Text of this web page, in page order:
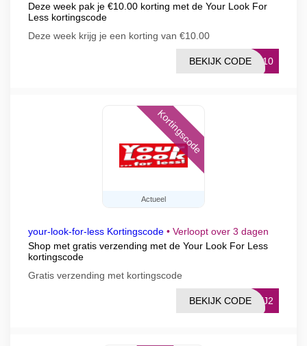
Deze week pak je €10.00 korting met de Your Look For
Less kortingscode
Deze week krijg je een korting van €10.00
2010
BEKIJK CODE
Actueel
Kortingscode
your-look-for-less Kortingscode • Verloopt over 3 dagen
Shop met gratis verzending met de Your Look For Less
kortingscode
Gratis verzending met kortingscode
NVJ2
BEKIJK CODE